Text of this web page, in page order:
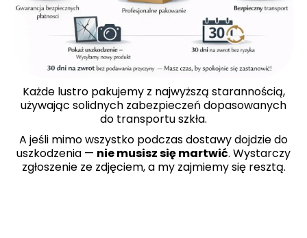
Każde lustro pakujemy z najwyższą starannością,
używając solidnych zabezpieczeń dopasowanych
do transportu szkła.
A jeśli mimo wszystko podczas dostawy dojdzie do
uszkodzenia — nie musisz się martwić. Wystarczy
zgłoszenie ze zdjęciem, a my zajmiemy się resztą.